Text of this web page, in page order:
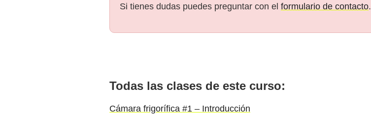
Si tienes dudas puedes preguntar con el formulario de contacto.
Todas las clases de este curso:
Cámara frigorífica #1 – Introducción